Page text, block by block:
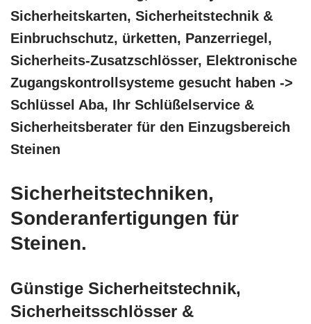
Sicherheitskarten, Sicherheitstechnik &
Einbruchschutz, ürketten, Panzerriegel,
Sicherheits-Zusatzschlösser, Elektronische
Zugangskontrollsysteme gesucht haben ->
Schlüssel Aba, Ihr Schlüßelservice &
Sicherheitsberater für den Einzugsbereich
Steinen
Sicherheitstechniken,
Sonderanfertigungen für
Steinen.
Günstige Sicherheitstechnik,
Sicherheitsschlösser &